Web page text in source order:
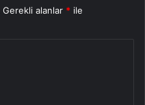
Gerekli alanlar * ile